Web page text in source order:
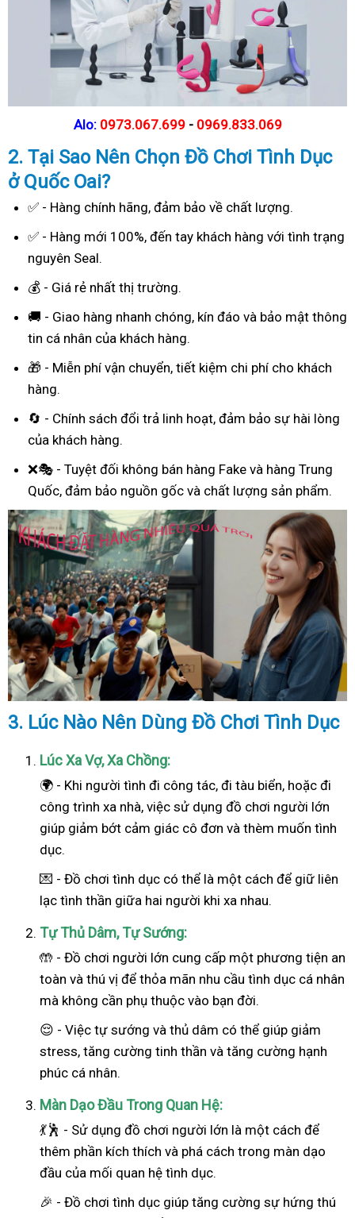
Alo: 0973.067.699 - 0969.833.069
2. Tại SaoNên Chọn Đồ Chơi Tình Dục
ở Quốc Oai?
✅ - Hàng chính hãng, đảm bảo về chất lượng.
✅ - Hàng mới 100%, đến tay khách hàng với tình trạng
nguyên Seal.
💰 - Giá rẻ nhất thị trường.
🚚 - Giao hàng nhanh chóng, kín đáo và bảo mật thông
tin cá nhân của khách hàng.
🎁 - Miễn phí vận chuyển, tiết kiệm chi phí cho khách
hàng.
🔄 - Chính sách đổi trả linh hoạt, đảm bảo sự hài lòng
của khách hàng.
❌🎭 - Tuyệt đối không bán hàng Fake và hàng Trung
Quốc, đảm bảo nguồn gốc và chất lượng sản phẩm.
3. Lúc Nào Nên Dùng Đồ Chơi Tình Dục
Lúc Xa Vợ, Xa Chồng:
🌍 - Khi người tình đi công tác, đi tàu biển, hoặc đi
công trình xa nhà, việc sử dụng đồ chơi người lớn
giúp giảm bớt cảm giác cô đơn và thèm muốn tình
dục.
💌 - Đồ chơi tình dục có thể là một cách để giữ liên
lạc tình thần giữa hai người khi xa nhau.
Tự Thủ Dâm, Tự Sướng:
🤲 - Đồ chơi người lớn cung cấp một phương tiện an
toàn và thú vị để thỏa mãn nhu cầu tình dục cá nhân
mà không cần phụ thuộc vào bạn đời.
😌 - Việc tự sướng và thủ dâm có thể giúp giảm
stress, tăng cường tinh thần và tăng cường hạnh
phúc cá nhân.
Màn Dạo Đầu Trong Quan Hệ:
💃🕺 - Sử dụng đồ chơi người lớn là một cách để
thêm phần kích thích và phá cách trong màn dạo
đầu của mối quan hệ tình dục.
🎉 - Đồ chơi tình dục giúp tăng cường sự hứng thú